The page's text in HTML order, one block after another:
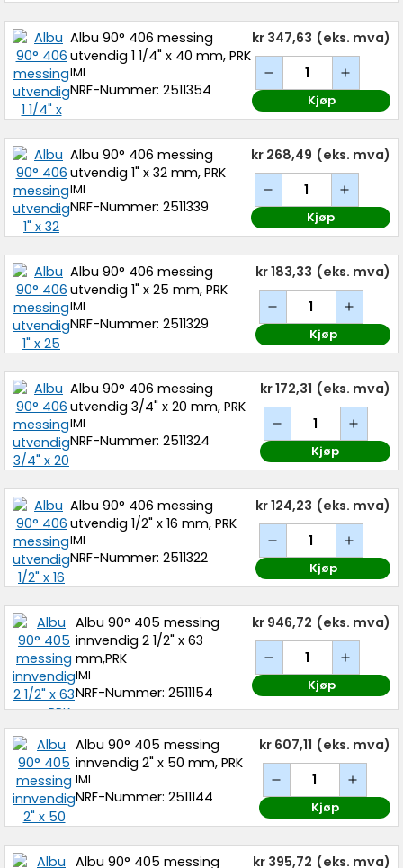
Albu 90° 406 messing
utvendig 1 1/4" x 40 mm, PRK
IMI
NRF-Nummer: 2511354
kr 347,63 (eks. mva)
Kjøp
Albu 90° 406 messing
utvendig 1" x 32 mm, PRK
IMI
NRF-Nummer: 2511339
kr 268,49 (eks. mva)
Kjøp
Albu 90° 406 messing
utvendig 1" x 25 mm, PRK
IMI
NRF-Nummer: 2511329
kr 183,33 (eks. mva)
Kjøp
Albu 90° 406 messing
utvendig 3/4" x 20 mm, PRK
IMI
NRF-Nummer: 2511324
kr 172,31 (eks. mva)
Kjøp
Albu 90° 406 messing
utvendig 1/2" x 16 mm, PRK
IMI
NRF-Nummer: 2511322
kr 124,23 (eks. mva)
Kjøp
Albu 90° 405 messing
innvendig 2 1/2" x 63
mm,PRK
IMI
NRF-Nummer: 2511154
kr 946,72 (eks. mva)
Kjøp
Albu 90° 405 messing
innvendig 2" x 50 mm, PRK
IMI
NRF-Nummer: 2511144
kr 607,11 (eks. mva)
Kjøp
Albu 90° 405 messing
kr 395,72 (eks. mva)